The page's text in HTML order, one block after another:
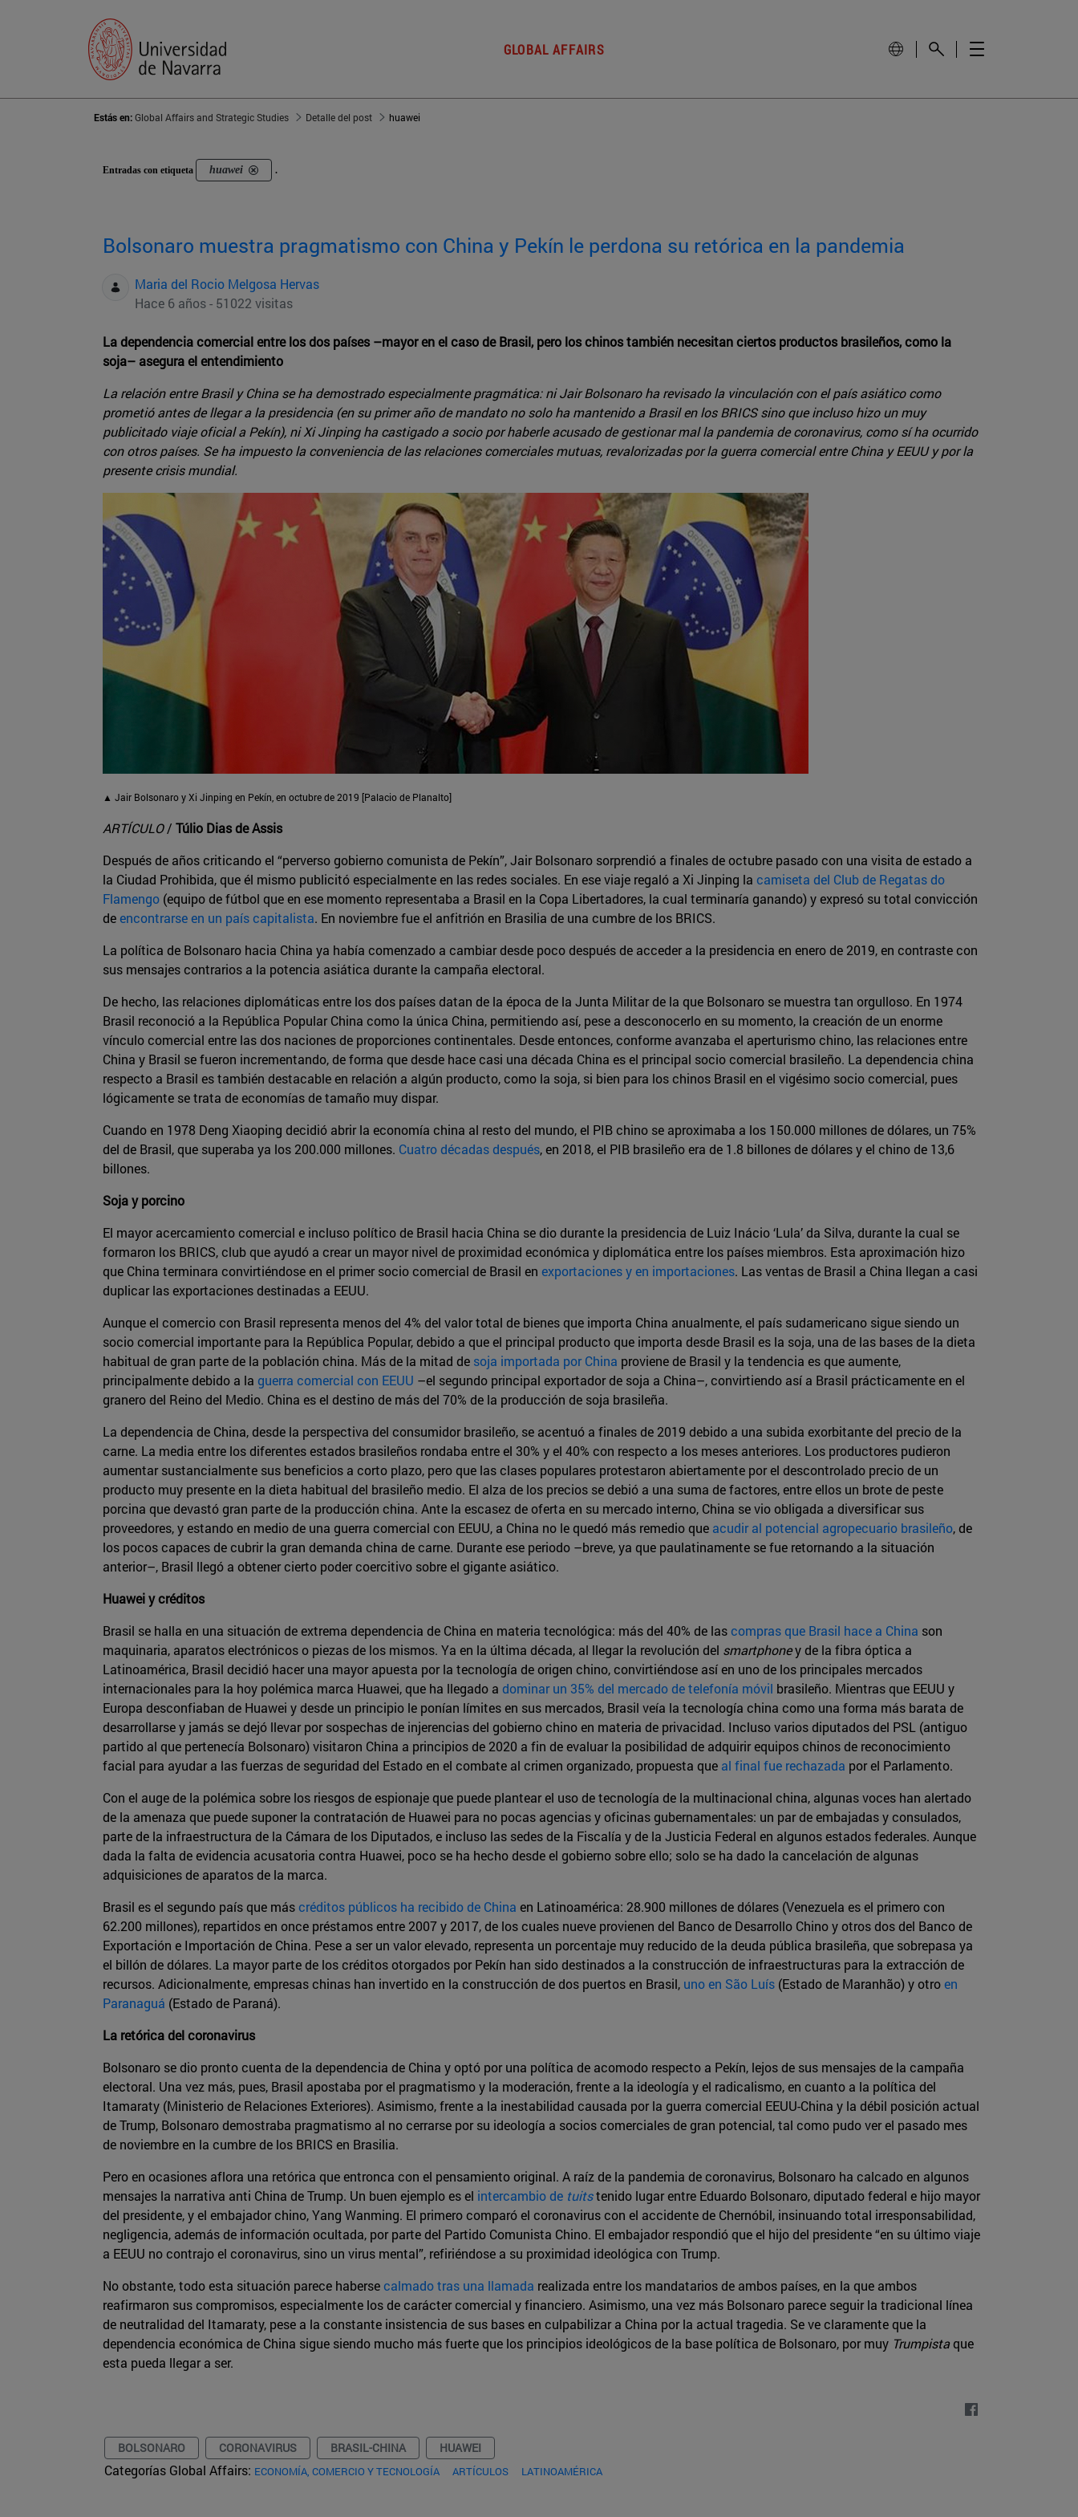
GLOBAL AFFAIRS
Estás en:Global Affairs and Strategic Studies Detalle del post huawei
Entradas con etiqueta huawei .
Bolsonaro muestra pragmatismo con China y Pekín le perdona su retórica en la pandemia
Maria del Rocio Melgosa Hervas
Hace 6 años - 51022 visitas
La dependencia comercial entre los dos países –mayor en el caso de Brasil, pero los chinos también necesitan ciertos productos brasileños, como la
soja– asegura el entendimiento
La relación entre Brasil y China se ha demostrado especialmente pragmática: ni Jair Bolsonaro ha revisado la vinculación con el país asiático como
prometió antes de llegar a la presidencia (en su primer año de mandato no solo ha mantenido a Brasil en los BRICS sino que incluso hizo un muy
publicitado viaje oficial a Pekín), ni Xi Jinping ha castigado a socio por haberle acusado de gestionar mal la pandemia de coronavirus, como sí ha ocurrido
con otros países. Se ha impuesto la conveniencia de las relaciones comerciales mutuas, revalorizadas por la guerra comercial entre China y EEUU y por la
presente crisis mundial.
▲ Jair Bolsonaro y Xi Jinping en Pekín, en octubre de 2019 [Palacio de Planalto]
ARTÍCULO/ Túlio Dias de Assis
Después de años criticando el “perverso gobierno comunista de Pekín”, Jair Bolsonaro sorprendió a finales de octubre pasado con una visita de estado a
la Ciudad Prohibida, que él mismo publicitó especialmente en las redes sociales. En ese viaje regaló a Xi Jinping la camiseta del Club de Regatas do
Flamengo (equipo de fútbol que en ese momento representaba a Brasil en la Copa Libertadores, la cual terminaría ganando) y expresó su total convicción
deencontrarse en un país capitalista. En noviembre fue el anfitrión en Brasilia de una cumbre de los BRICS.
La política de Bolsonaro hacia China ya había comenzado a cambiar desde poco después de acceder a la presidencia en enero de 2019, en contraste con
sus mensajes contrarios a la potencia asiática durante la campaña electoral.
De hecho, las relaciones diplomáticas entre los dos países datan de la época de la Junta Militar de la que Bolsonaro se muestra tan orgulloso. En 1974
Brasil reconoció a la República Popular China como la única China, permitiendo así, pese a desconocerlo en su momento, la creación de un enorme
vínculo comercial entre las dos naciones de proporciones continentales. Desde entonces, conforme avanzaba el aperturismo chino, las relaciones entre
China y Brasil se fueron incrementando, de forma que desde hace casi una década China es el principal socio comercial brasileño. La dependencia china
respecto a Brasil es también destacable en relación a algún producto, como la soja, si bien para los chinos Brasil en el vigésimo socio comercial, pues
lógicamente se trata de economías de tamaño muy dispar.
Cuando en 1978 Deng Xiaoping decidió abrir la economía china al resto del mundo, el PIB chino se aproximaba a los 150.000 millones de dólares, un 75%
del de Brasil, que superaba ya los 200.000 millones. Cuatro décadas después, en 2018, el PIB brasileño era de 1.8 billones de dólares y el chino de 13,6
billones.
Soja y porcino
El mayor acercamiento comercial e incluso político de Brasil hacia China se dio durante la presidencia de Luiz Inácio ‘Lula’ da Silva, durante la cual se
formaron los BRICS, club que ayudó a crear un mayor nivel de proximidad económica y diplomática entre los países miembros. Esta aproximación hizo
que China terminara convirtiéndose en el primer socio comercial de Brasil en exportaciones y en importaciones. Las ventas de Brasil a China llegan a casi
duplicar las exportaciones destinadas a EEUU.
Aunque el comercio con Brasil representa menos del 4% del valor total de bienes que importa China anualmente, el país sudamericano sigue siendo un
socio comercial importante para la República Popular, debido a que el principal producto que importa desde Brasil es la soja, una de las bases de la dieta
habitual de gran parte de la población china. Más de la mitad de soja importada por China proviene de Brasil y la tendencia es que aumente,
principalmente debido a la guerra comercial con EEUU –el segundo principal exportador de soja a China–, convirtiendo así a Brasil prácticamente en el
granero del Reino del Medio. China es el destino de más del 70% de la producción de soja brasileña.
La dependencia de China, desde la perspectiva del consumidor brasileño, se acentuó a finales de 2019 debido a una subida exorbitante del precio de la
carne. La media entre los diferentes estados brasileños rondaba entre el 30% y el 40% con respecto a los meses anteriores. Los productores pudieron
aumentar sustancialmente sus beneficios a corto plazo, pero que las clases populares protestaron abiertamente por el descontrolado precio de un
producto muy presente en la dieta habitual del brasileño medio. El alza de los precios se debió a una suma de factores, entre ellos un brote de peste
porcina que devastó gran parte de la producción china. Ante la escasez de oferta en su mercado interno, China se vio obligada a diversificar sus
proveedores, y estando en medio de una guerra comercial con EEUU, a China no le quedó más remedio que acudir al potencial agropecuario brasileño, de
los pocos capaces de cubrir la gran demanda china de carne. Durante ese periodo –breve, ya que paulatinamente se fue retornando a la situación
anterior–, Brasil llegó a obtener cierto poder coercitivo sobre el gigante asiático.
Huawei y créditos
Brasil se halla en una situación de extrema dependencia de China en materia tecnológica: más del 40% de lascompras que Brasil hace a China son
maquinaria, aparatos electrónicos o piezas de los mismos. Ya en la última década, al llegar la revolución del smartphoney de la fibra óptica a
Latinoamérica, Brasil decidió hacer una mayor apuesta por la tecnología de origen chino, convirtiéndose así en uno de los principales mercados
internacionales para la hoy polémica marca Huawei, que ha llegado a dominar un 35% del mercado de telefonía móvil brasileño. Mientras que EEUU y
Europa desconfiaban de Huawei y desde un principio le ponían límites en sus mercados, Brasil veía la tecnología china como una forma más barata de
desarrollarse y jamás se dejó llevar por sospechas de injerencias del gobierno chino en materia de privacidad. Incluso varios diputados del PSL (antiguo
partido al que pertenecía Bolsonaro) visitaron China a principios de 2020 a fin de evaluar la posibilidad de adquirir equipos chinos de reconocimiento
facial para ayudar a las fuerzas de seguridad del Estado en el combate al crimen organizado, propuesta que al final fue rechazada por el Parlamento.
Con el auge de la polémica sobre los riesgos de espionaje que puede plantear el uso de tecnología de la multinacional china, algunas voces han alertado
de la amenaza que puede suponer la contratación de Huawei para no pocas agencias y oficinas gubernamentales: un par de embajadas y consulados,
parte de la infraestructura de la Cámara de los Diputados, e incluso las sedes de la Fiscalía y de la Justicia Federal en algunos estados federales. Aunque
dada la falta de evidencia acusatoria contra Huawei, poco se ha hecho desde el gobierno sobre ello; solo se ha dado la cancelación de algunas
adquisiciones de aparatos de la marca.
Brasil es el segundo país que máscréditos públicos ha recibido de China en Latinoamérica: 28.900 millones de dólares (Venezuela es el primero con
62.200 millones), repartidos en once préstamos entre 2007 y 2017, de los cuales nueve provienen del Banco de Desarrollo Chino y otros dos del Banco de
Exportación e Importación de China. Pese a ser un valor elevado, representa un porcentaje muy reducido de la deuda pública brasileña, que sobrepasa ya
el billón de dólares. La mayor parte de los créditos otorgados por Pekín han sido destinados a la construcción de infraestructuras para la extracción de
recursos. Adicionalmente, empresas chinas han invertido en la construcción de dos puertos en Brasil, uno en São Luís (Estado de Maranhão) y otroen
Paranaguá (Estado de Paraná).
La retórica del coronavirus
Bolsonaro se dio pronto cuenta de la dependencia de China y optó por una política de acomodo respecto a Pekín, lejos de sus mensajes de la campaña
electoral. Una vez más, pues, Brasil apostaba por el pragmatismo y la moderación, frente a la ideología y el radicalismo, en cuanto a la política del
Itamaraty (Ministerio de Relaciones Exteriores). Asimismo, frente a la inestabilidad causada por la guerra comercial EEUU-China y la débil posición actual
de Trump, Bolsonaro demostraba pragmatismo al no cerrarse por su ideología a socios comerciales de gran potencial, tal como pudo ver el pasado mes
de noviembre en la cumbre de los BRICS en Brasilia.
Pero en ocasiones aflora una retórica que entronca con el pensamiento original. A raíz de la pandemia de coronavirus, Bolsonaro ha calcado en algunos
mensajes la narrativa anti China de Trump. Un buen ejemplo es el intercambio de tuitstenido lugar entre Eduardo Bolsonaro, diputado federal e hijo mayor
del presidente, y el embajador chino, Yang Wanming. El primero comparó el coronavirus con el accidente de Chernóbil, insinuando total irresponsabilidad,
negligencia, además de información ocultada, por parte del Partido Comunista Chino. El embajador respondió que el hijo del presidente “en su último viaje
a EEUU no contrajo el coronavirus, sino un virus mental”, refiriéndose a su proximidad ideológica con Trump.
No obstante, todo esta situación parece habersecalmado tras una llamada realizada entre los mandatarios de ambos países, en la que ambos
reafirmaron sus compromisos, especialmente los de carácter comercial y financiero. Asimismo, una vez más Bolsonaro parece seguir la tradicional línea
de neutralidad del Itamaraty, pese a la constante insistencia de sus bases en culpabilizar a China por la actual tragedia. Se ve claramente que la
dependencia económica de China sigue siendo mucho más fuerte que los principios ideológicos de la base política de Bolsonaro, por muy Trumpistaque
esta pueda llegar a ser.
BOLSONARO CORONAVIRUS BRASIL-CHINA HUAWEI
Categorías Global Affairs: ECONOMÍA, COMERCIO Y TECNOLOGÍA ARTÍCULOS LATINOAMÉRICA